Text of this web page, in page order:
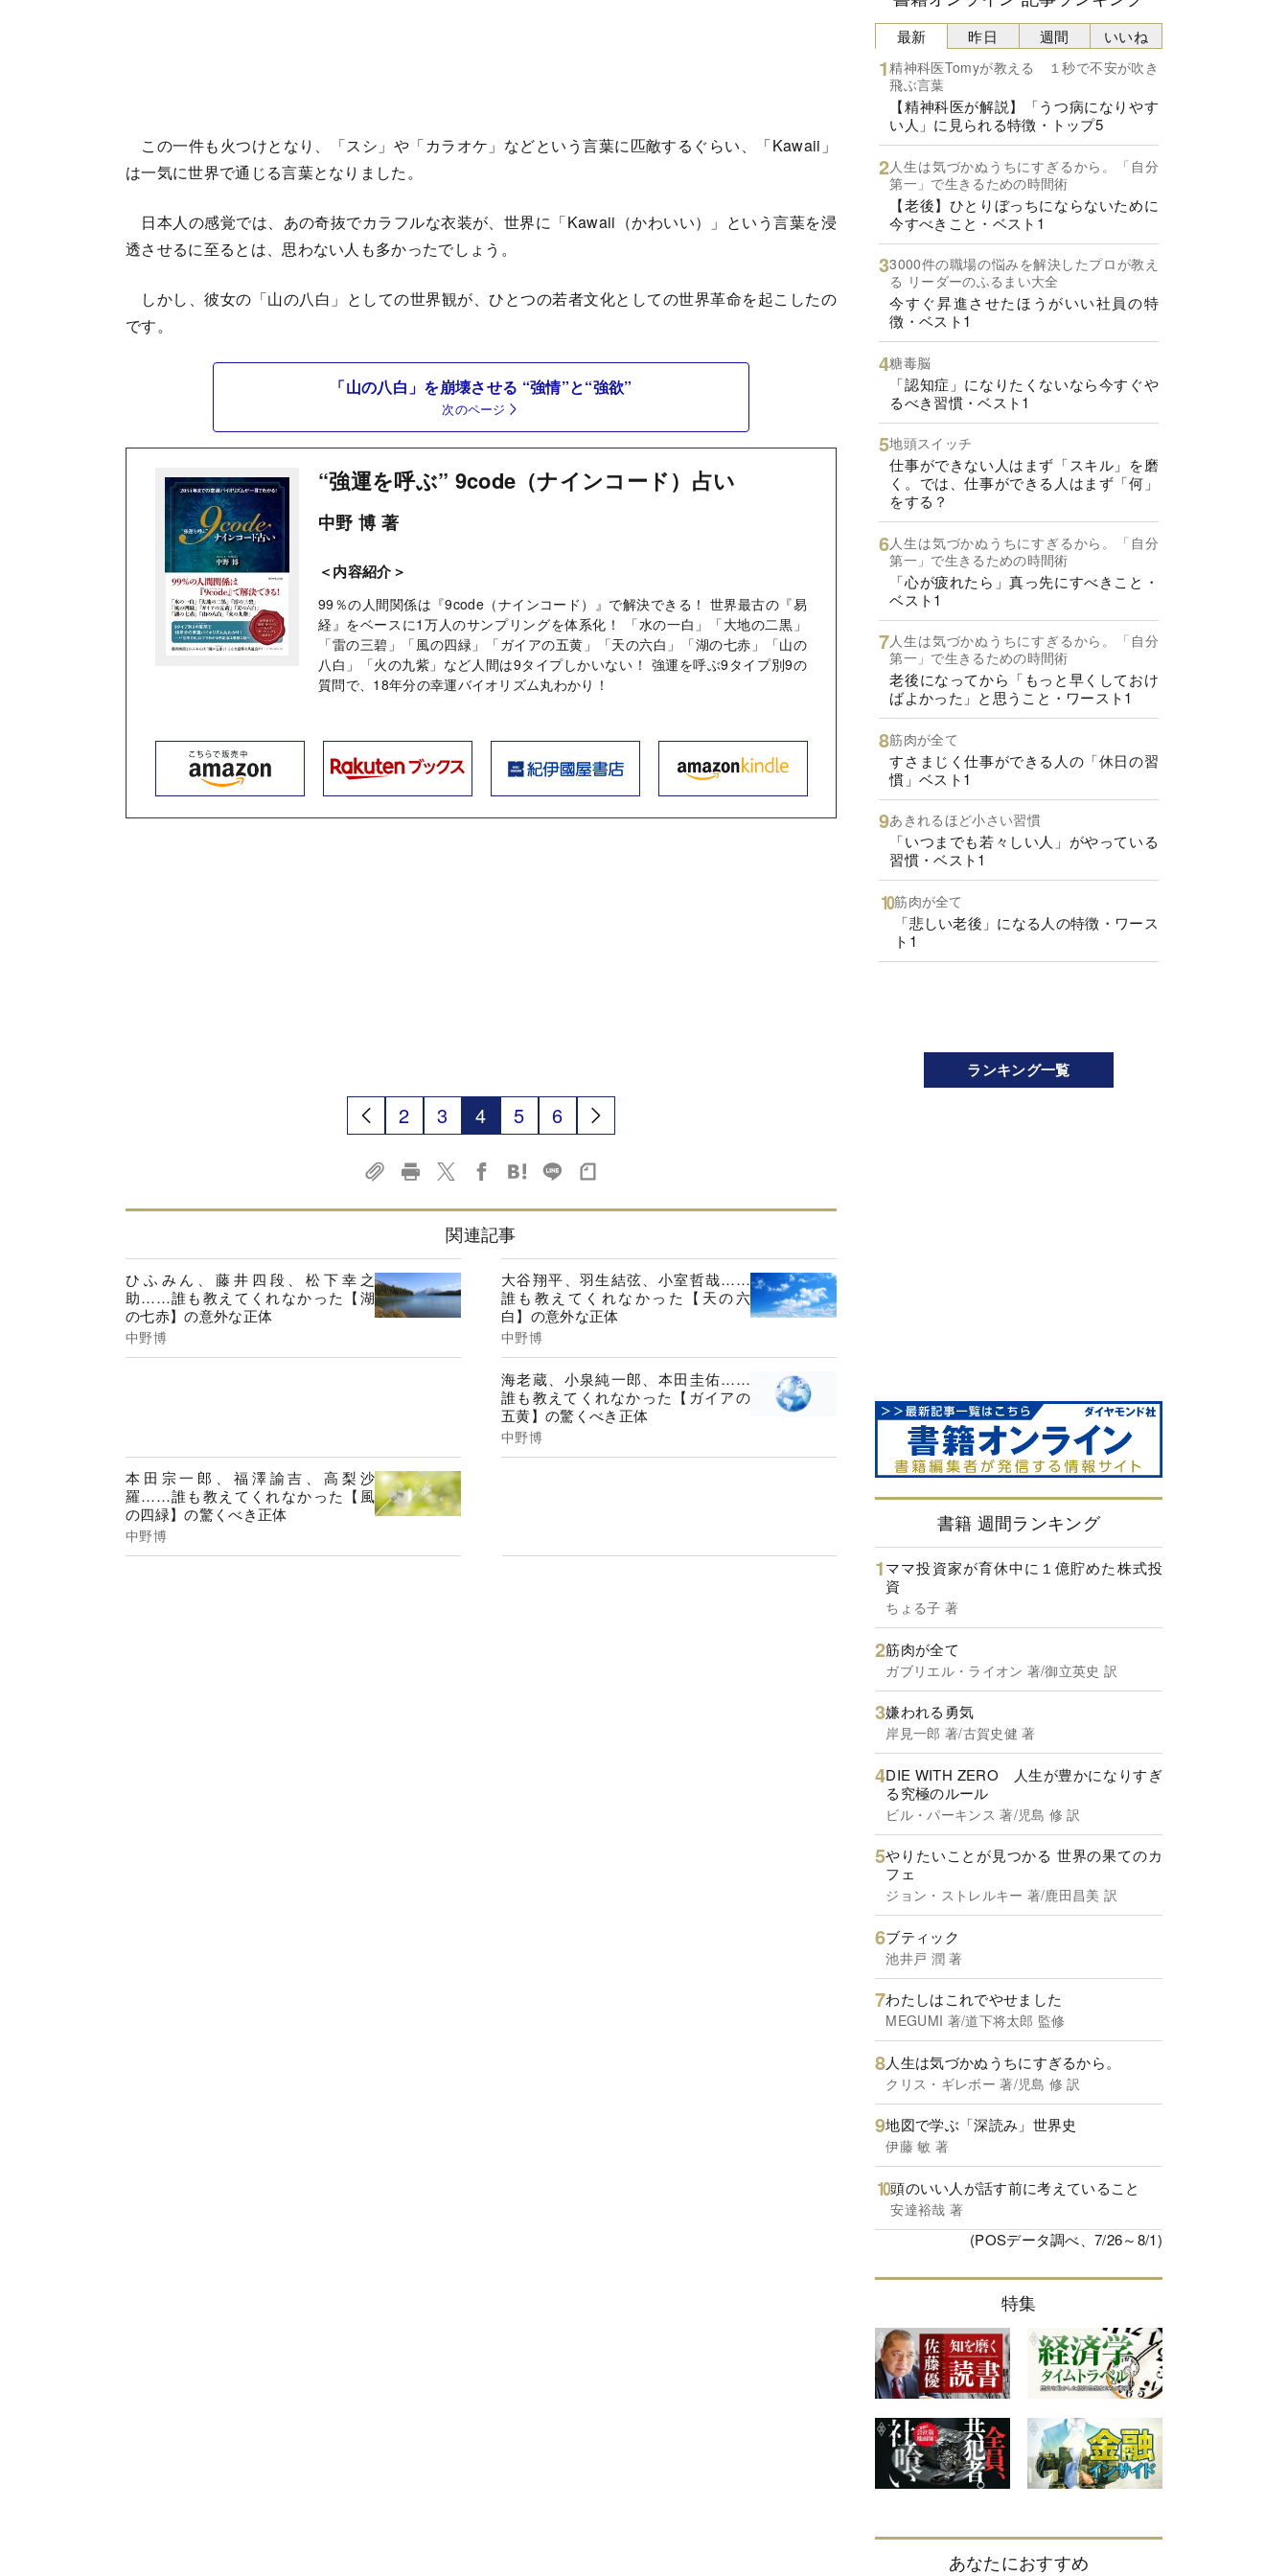
この一件も火つけとなり、「スシ」や「カラオケ」などという言葉に匹敵するぐらい、「Kawaii」
は一気に世界で通じる言葉となりました。
日本人の感覚では、あの奇抜でカラフルな衣装が、世界に「Kawaii（かわいい）」という言葉を浸
透させるに至るとは、思わない人も多かったでしょう。
しかし、彼女の「山の八白」としての世界観が、ひとつの若者文化としての世界革命を起こしたの
です。
「山の八白」を崩壊させる “強情”と“強欲”
次のページ
“強運を呼ぶ” 9code（ナインコード）占い
中野 博 著
＜内容紹介＞
99％の人間関係は『9code（ナインコード）』で解決できる！ 世界最古の『易
経』をベースに1万人のサンプリングを体系化！ 「水の一白」「大地の二黒」
「雷の三碧」「風の四緑」「ガイアの五黄」「天の六白」「湖の七赤」「山の
八白」「火の九紫」など人間は9タイプしかいない！ 強運を呼ぶ9タイプ別9の
質問で、18年分の幸運バイオリズム丸わかり！
2 3 4 5 6
関連記事
ひふみん、藤井四段、松下幸之
助……誰も教えてくれなかった【湖
の七赤】の意外な正体
中野博
大谷翔平、羽生結弦、小室哲哉……
誰も教えてくれなかった【天の六
白】の意外な正体
中野博
海老蔵、小泉純一郎、本田圭佑……
誰も教えてくれなかった【ガイアの
五黄】の驚くべき正体
中野博
本田宗一郎、福澤諭吉、高梨沙
羅……誰も教えてくれなかった【風
の四緑】の驚くべき正体
中野博
最新
精神科医Tomyが教える １秒で不安が吹き
飛ぶ言葉
【精神科医が解説】「うつ病になりやす
い人」に見られる特徴・トップ5
人生は気づかぬうちにすぎるから。「自分
第一」で生きるための時間術
【老後】ひとりぼっちにならないために
今すべきこと・ベスト1
3000件の職場の悩みを解決したプロが教え
る リーダーのふるまい大全
今すぐ昇進させたほうがいい社員の特
徴・ベスト1
糖毒脳
「認知症」になりたくないなら今すぐや
るべき習慣・ベスト1
地頭スイッチ
仕事ができない人はまず「スキル」を磨
く。では、仕事ができる人はまず「何」
をする？
人生は気づかぬうちにすぎるから。「自分
第一」で生きるための時間術
「心が疲れたら」真っ先にすべきこと・
ベスト1
人生は気づかぬうちにすぎるから。「自分
第一」で生きるための時間術
老後になってから「もっと早くしておけ
ばよかった」と思うこと・ワースト1
筋肉が全て
すさまじく仕事ができる人の「休日の習
慣」ベスト1
あきれるほど小さい習慣
「いつまでも若々しい人」がやっている
習慣・ベスト1
筋肉が全て
「悲しい老後」になる人の特徴・ワース
ト1
昨日 週間 いいね
ランキング一覧
書籍 週間ランキング
ママ投資家が育休中に１億貯めた株式投
資
ちょる子 著
筋肉が全て
ガブリエル・ライオン 著/御立英史 訳
嫌われる勇気
岸見一郎 著/古賀史健 著
DIE WITH ZERO 人生が豊かになりすぎ
る究極のルール
ビル・パーキンス 著/児島 修 訳
やりたいことが見つかる 世界の果てのカ
フェ
ジョン・ストレルキー 著/鹿田昌美 訳
ブティック
池井戸 潤 著
わたしはこれでやせました
MEGUMI 著/道下将太郎 監修
人生は気づかぬうちにすぎるから。
クリス・ギレボー 著/児島 修 訳
地図で学ぶ「深読み」世界史
伊藤 敏 著
頭のいい人が話す前に考えていること
安達裕哉 著
(POSデータ調べ、7/26～8/1)
特集
あなたにおすすめ